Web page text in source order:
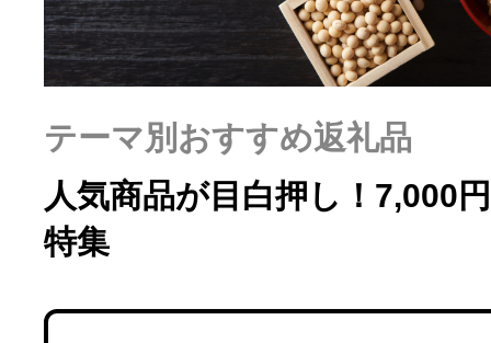
10秒ぴったり診断
はじめるバイブルとは
よくあるご質問
テーマ別おすすめ返礼品
人気商品が目白押し！7,000
特集